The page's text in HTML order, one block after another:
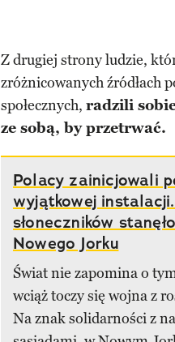
Z drugiej strony ludzie,
zróżnicowanych źródłach
społecznych, radzili
ze sobą, by przetrwać.
Polacy zainicjowali
wyjątkowej
słoneczników
Nowego Jorku
Świat nie zapomina o
wciąż toczy się wojna z
Na znak solidarności z